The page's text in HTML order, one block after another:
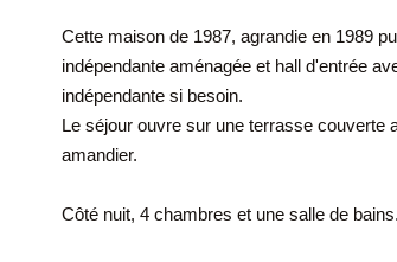
Cette maison de 1987, agrandie en 1989
indépendante aménagée et hall d'entrée
indépendante si besoin.
Le séjour ouvre sur une terrasse couverte
amandier.
Côté nuit, 4 chambres et une salle de bains.